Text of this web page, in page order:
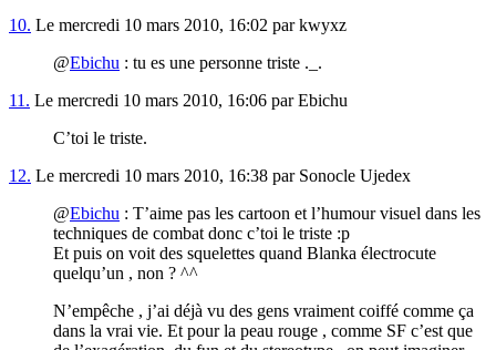
10. Le mercredi 10 mars 2010, 16:02 par kwyxz
@Ebichu : tu es une personne triste ._.
11. Le mercredi 10 mars 2010, 16:06 par Ebichu
C’toi le triste.
12. Le mercredi 10 mars 2010, 16:38 par Sonocle Ujedex
@Ebichu : T’aime pas les cartoon et l’humour visuel dans les
techniques de combat donc c’toi le triste :p
Et puis on voit des squelettes quand Blanka électrocute
quelqu’un , non ? ^^
N’empêche , j’ai déjà vu des gens vraiment coiffé comme ça
dans la vrai vie. Et pour la peau rouge , comme SF c’est que